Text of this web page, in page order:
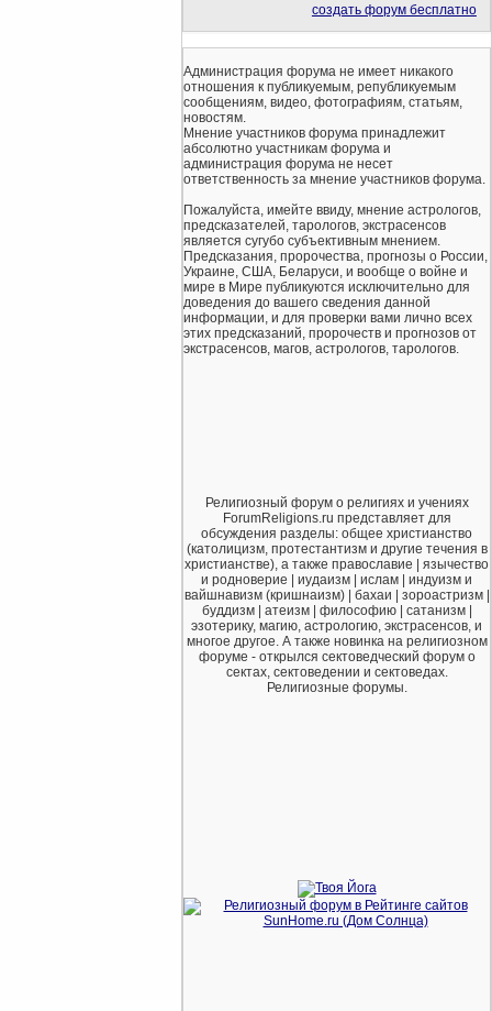
создать форум бесплатно
Администрация форума не имеет никакого
отношения к публикуемым, републикуемым
сообщениям, видео, фотографиям, статьям,
новостям.
Мнение участников форума принадлежит
абсолютно участникам форума и
администрация форума не несет
ответственность за мнение участников форума.
Пожалуйста, имейте ввиду, мнение астрологов,
предсказателей, тарологов, экстрасенсов
является сугубо субъективным мнением.
Предсказания, пророчества, прогнозы о России,
Украине, США, Беларуси, и вообще о войне и
мире в Мире публикуются исключительно для
доведения до вашего сведения данной
информации, и для проверки вами лично всех
этих предсказаний, пророчеств и прогнозов от
экстрасенсов, магов, астрологов, тарологов.
Религиозный форум о религиях и учениях
ForumReligions.ru представляет для
обсуждения разделы: общее христианство
(католицизм, протестантизм и другие течения в
христианстве), а также православие | язычество
и родноверие | иудаизм | ислам | индуизм и
вайшнавизм (кришнаизм) | бахаи | зороастризм |
буддизм | атеизм | философию | сатанизм |
эзотерику, магию, астрологию, экстрасенсов, и
многое другое. А также новинка на религиозном
форуме - открылся сектоведческий форум о
сектах, сектоведении и сектоведах.
Религиозные форумы.